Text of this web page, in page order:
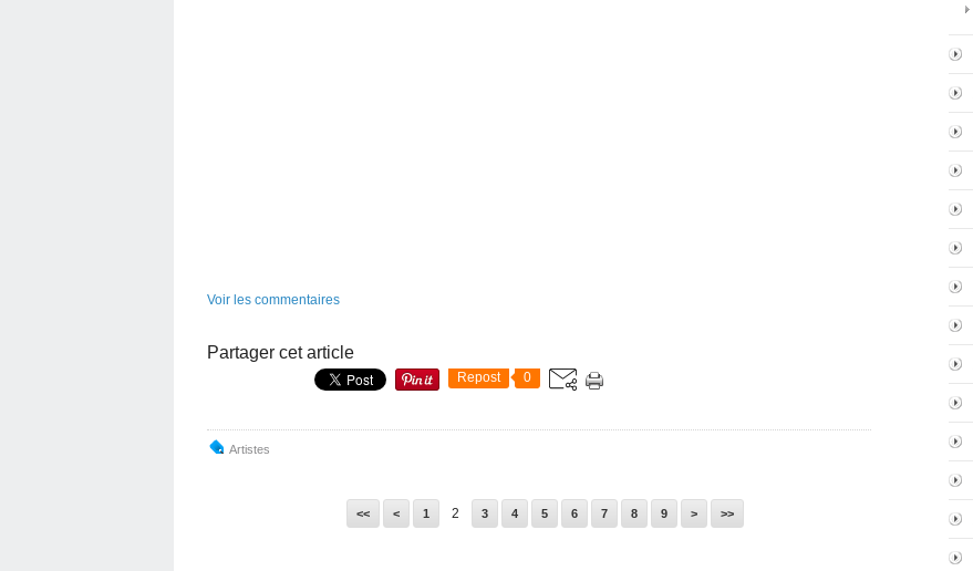
Voir les commentaires
Partager cet article
Repost 0
Artistes
<< < 1 2 3 4 5 6 7 8 9 > >>